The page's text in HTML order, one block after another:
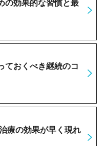
の効果的な習慣と最
ておくべき継続のコ
療の効果が早く現れ